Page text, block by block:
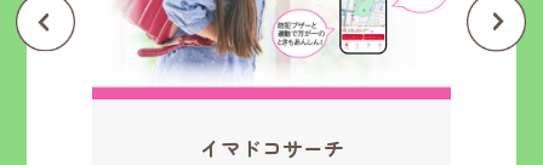
イマドコサーチ